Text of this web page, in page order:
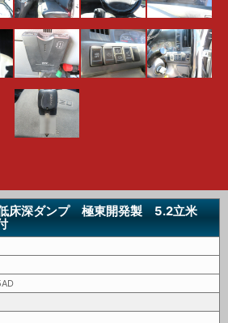
床深ダンプ 極東開発製 5.2立米